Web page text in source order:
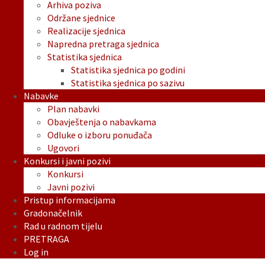
Arhiva poziva
Održane sjednice
Realizacije sjednica
Napredna pretraga sjednica
Statistika sjednica
Statistika sjednica po godini
Statistika sjednica po sazivu
Nabavke
Plan nabavki
Obavještenja o nabavkama
Odluke o izboru ponuđača
Ugovori
Konkursi i javni pozivi
Konkursi
Javni pozivi
Pristup informacijama
Gradonačelnik
Rad u radnom tijelu
PRETRAGA
Log in